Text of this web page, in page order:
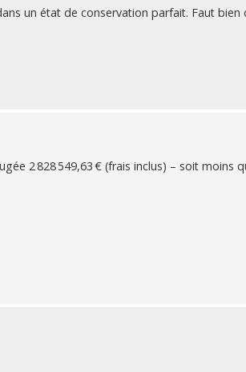
un état de conservation parfait. Faut bien
2 828 549,63 € (frais inclus) – soit moins